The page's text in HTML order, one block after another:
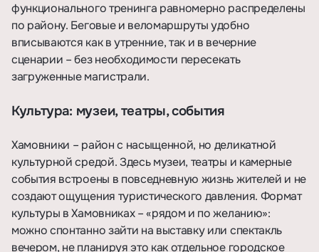
функционального тренинга равномерно распределены
по району. Беговые и веломаршруты удобно
вписываются как в утренние, так и в вечерние
сценарии – без необходимости пересекать
загруженные магистрали.
Культура: музеи, театры, события
Хамовники – район с насыщенной, но деликатной
культурной средой. Здесь музеи, театры и камерные
события встроены в повседневную жизнь жителей и не
создают ощущения туристического давления. Формат
культуры в Хамовниках – «рядом и по желанию»:
можно спонтанно зайти на выставку или спектакль
вечером, не планируя это как отдельное городское